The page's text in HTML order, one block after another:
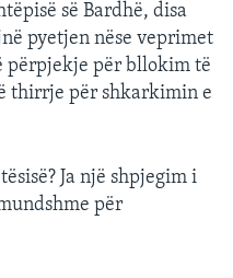
së Bardhë, disa
pyetjen nëse veprimet
përpjekje për bllokim të
thirrje për shkarkimin e
Ja një shpjegim i
për